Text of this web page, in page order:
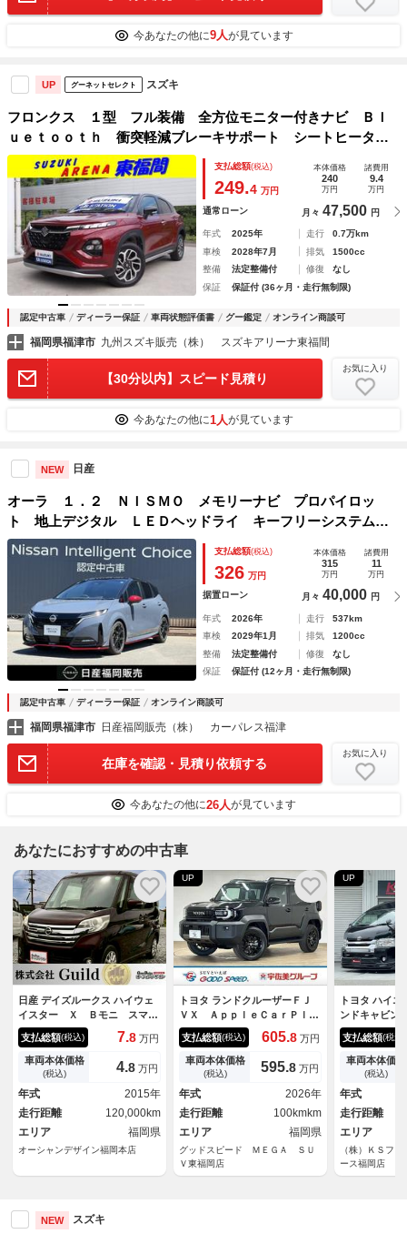
今あなたの他に9人が見ています
UP グーネットセレクト スズキ
フロンクス １型 フル装備 全方位モニター付きナビ Ｂｌ
ｕｅｔｏｏｔｈ 衝突軽減ブレーキサポート シートヒータ
ー アイドリングストップ 純正オプションアルミホイール
スマートキーレス
支払総額(税込)
249.4 万円
本体価格
240
万円
諸費用
9.4
万円
通常ローン 月々 47,500 円
年式 2025年 走行
0.7万km
車検
2028年7月 排気
1500cc
整備
法定整備付 修復
なし
保証
保証付 (36ヶ月・走行無制限)
認定中古車 ディーラー保証 車両状態評価書 グー鑑定 オンライン商談可
福岡県福津市 九州スズキ販売（株） スズキアリーナ東福間
【30分以内】スピード見積り
お気に入り
今あなたの他に1人が見ています
NEW 日産
オーラ １．２ ＮＩＳＭＯ メモリーナビ プロパイロッ
ト 地上デジタル ＬＥＤヘッドライ キーフリーシステム
Ｄレコ ダブルエアバック パワーステアリング 定期点検記
録簿 アルミホイール 盗難防止装置 ＬＤＰ ＡＢＳ ＥＴ
支払総額(税込)
326 万円
本体価格
315
万円
諸費用
11
万円
据置ローン 月々 40,000 円
年式 2026年 走行
537km
車検
2029年1月 排気
1200cc
整備
法定整備付 修復
なし
保証
保証付 (12ヶ月・走行無制限)
認定中古車 ディーラー保証 オンライン商談可
福岡県福津市 日産福岡販売（株） カーパレス福津
在庫を確認・見積り依頼する
お気に入り
今あなたの他に26人が見ています
あなたにおすすめの中古車
日産 デイズルークス ハイウェ
イスター Ｘ Ｂモニ スマー
トキ－ ＶＤＣ 両側スライド
ドア ＥＴＣ車載器 パワーウ
ィンドウ サイドエアバック
エアバック ＡＡＣ ＡＢＳ
ＰＳ キーフリーシステム 運
転席助手席エアバック 電動格
納式ミラー
支払総額(税込) 7.8 万円
車両本体価格
(税込) 4.8 万円
年式
2015年
走行距離
120,000km
エリア
福岡県
オーシャンデザイン福岡本店
UP
トヨタ ランドクルーザーＦＪ
ＶＸ ＡｐｐｌｅＣａｒＰｌａ
ｙ／１２．３型ナビ地デジ／全
周囲カメラ／革シート／パワー
シート／シートヒーター／ステ
アリングヒーター／追従クルコ
ン／オートハイビーム／ダウン
ヒルアシスト／ＥＴＣ
支払総額(税込) 605.8 万円
車両本体価格
(税込) 595.8 万円
年式
2026年
走行距離
100kmkm
エリア
福岡県
グッドスピード ＭＥＧＡ ＳＵ
Ｖ東福岡店
UP
トヨタ ハイ
ンドキャビン
アラー ＬＥ
エアロ／ＢＡ
Ｎ／２０ＡＷ
バーフェンダ
キャリパーカ
ー／シートカ
知機／ＥＴＣ
ダー／
支払総額(税込)
車両本体価格
(税込)
年式
走行距離
エリア
（株）ＫＳフ
ース福岡店
NEW スズキ